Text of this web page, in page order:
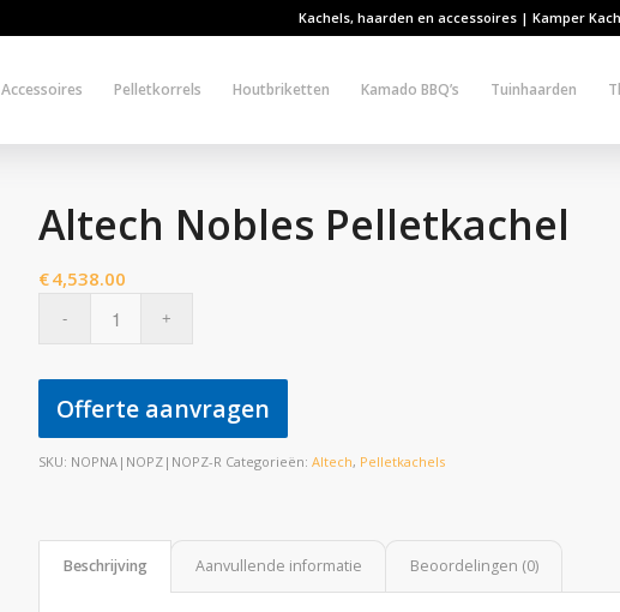
Kachels, haarden en accessoires | Kamper
Accessoires Pelletkorrels Houtbriketten Kamado BBQ’s Tuinhaarden
Altech Nobles Pelletkachel
€4,538.00
Offerte aanvragen
SKU: NOPNA|NOPZ|NOPZ-R Categorieën:Altech, Pelletkachels
Beschrijving Aanvullende informatie Beoordelingen (0)